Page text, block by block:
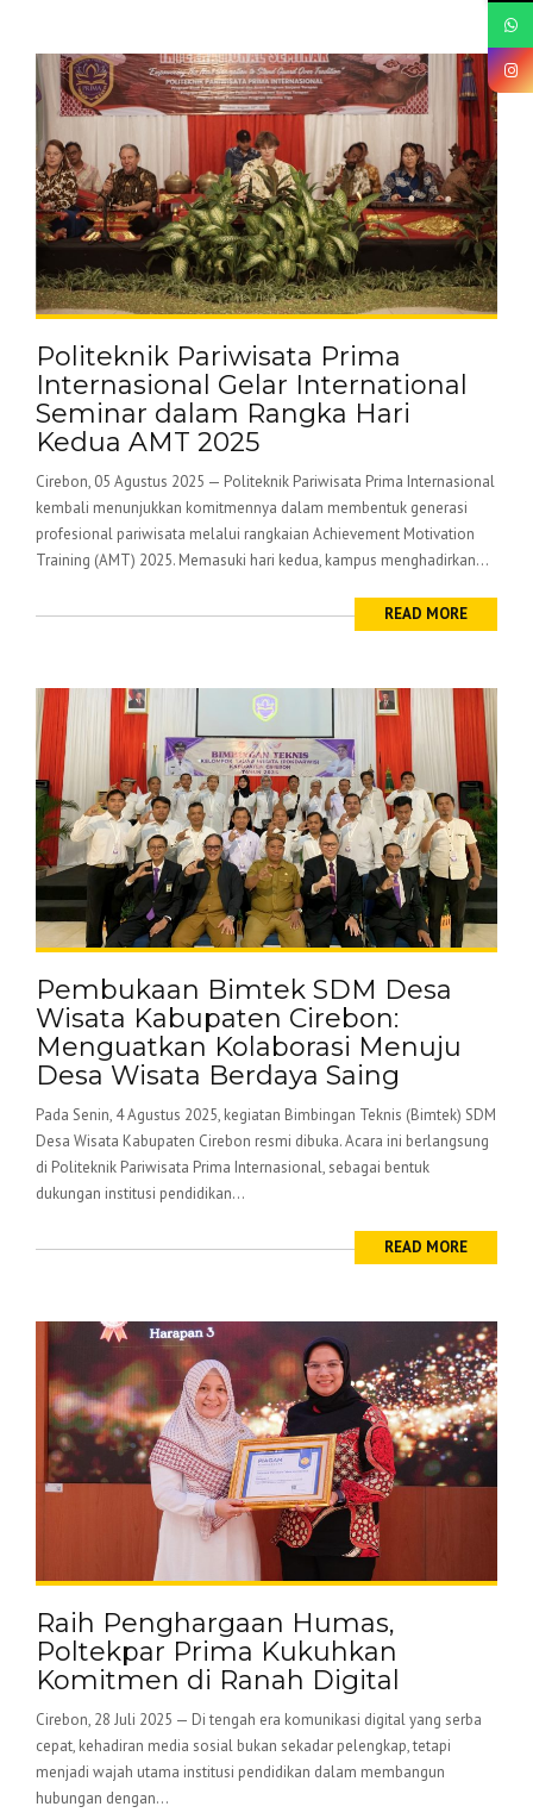
Politeknik Pariwisata Prima
Internasional Gelar International
Seminar dalam Rangka Hari
Kedua AMT 2025
Cirebon, 05 Agustus 2025 — Politeknik Pariwisata Prima Internasional
kembali menunjukkan komitmennya dalam membentuk generasi
profesional pariwisata melalui rangkaian Achievement Motivation
Training (AMT) 2025. Memasuki hari kedua, kampus menghadirkan...
READ MORE
Pembukaan Bimtek SDM Desa
Wisata Kabupaten Cirebon:
Menguatkan Kolaborasi Menuju
Desa Wisata Berdaya Saing
Pada Senin, 4 Agustus 2025, kegiatan Bimbingan Teknis (Bimtek) SDM
Desa Wisata Kabupaten Cirebon resmi dibuka. Acara ini berlangsung
di Politeknik Pariwisata Prima Internasional, sebagai bentuk
dukungan institusi pendidikan...
READ MORE
Raih Penghargaan Humas,
Poltekpar Prima Kukuhkan
Komitmen di Ranah Digital
Cirebon, 28 Juli 2025 — Di tengah era komunikasi digital yang serba
cepat, kehadiran media sosial bukan sekadar pelengkap, tetapi
menjadi wajah utama institusi pendidikan dalam membangun
hubungan dengan...